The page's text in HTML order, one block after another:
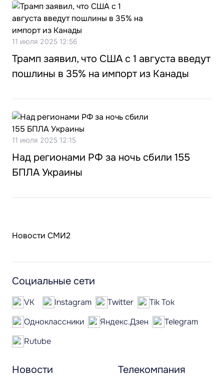
11 июля 2025 12:56
Трамп заявил, что США с 1 августа введут
пошлины в 35% на импорт из Канады
11 июля 2025 12:15
Над регионами РФ за ночь сбили 155
БПЛА Украины
Новости СМИ2
Новости Телекомпания
Социальные сети
VK Instagram Twitter
Tik Tok
Одноклассники
Яндекс.Дзен
Telegram
Rutube